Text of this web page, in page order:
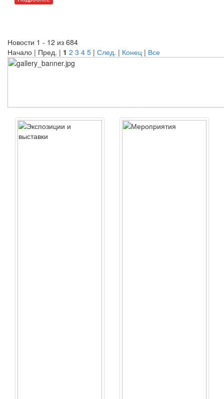
Новости 1 - 12 из 684
Начало | Пред. | 1 2 3 4 5 | След. | Конец | Все